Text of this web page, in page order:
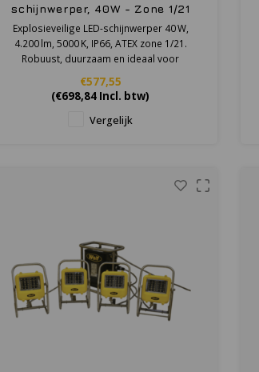
schijnwerper, 40W - Zone 1/21
Explosieveilige LED-schijnwerper 40 W,
4.200 lm, 5000 K, IP66, ATEX zone 1/21.
Robuust, duurzaam en ideaal voor
€577,55
(€698,84 Incl. btw)
Vergelijk